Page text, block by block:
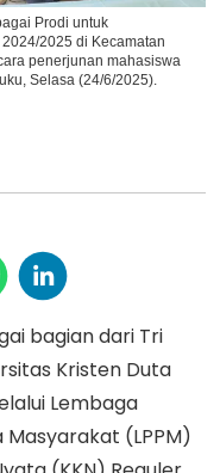
Prodi untuk
2025 di Kecamatan
penerjunan mahasiswa
Selasa (24/6/2025).
bagian dari Tri
Kristen Duta
Lembaga
(LPPM)